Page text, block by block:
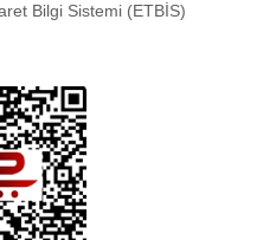
Bilgi Sistemi (ETBİS)